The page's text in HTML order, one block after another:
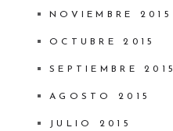
NOVIEMBRE 2015
OCTUBRE 2015
SEPTIEMBRE 2015
AGOSTO 2015
JULIO 2015